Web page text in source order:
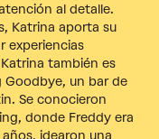
al detalle.
Katrina aporta su
experiencias
también es
Goodbye, un bar de
Se conocieron
donde Freddy era
idearon una